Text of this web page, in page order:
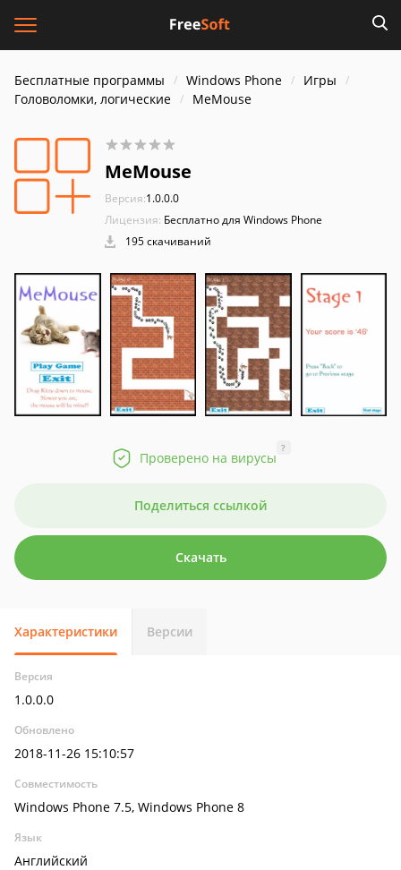
Бесплатные программы Windows Phone
Игры
Головоломки, логические
MeMouse
MeMouse
Версия:1.0.0.0
Лицензия: Бесплатно для Windows Phone
195 скачиваний
Проверено на вирусы
?
Поделиться ссылкой
Скачать
Характеристики Версии
Версия
1.0.0.0
Обновлено
2018-11-26 15:10:57
Совместимость
Windows Phone 7.5, Windows Phone 8
Язык
Английский